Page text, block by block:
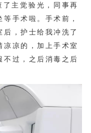
主觉验光，同事再
手术啦。手术前，
，护士给我冲洗了
凉的，加上手术室
过， 之后消毒之后